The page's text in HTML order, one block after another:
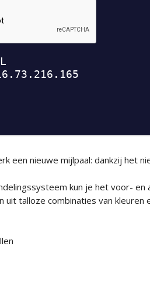
een nieuwe mijlpaal: dankzij het
kun je het voor- en
uit talloze combinaties van